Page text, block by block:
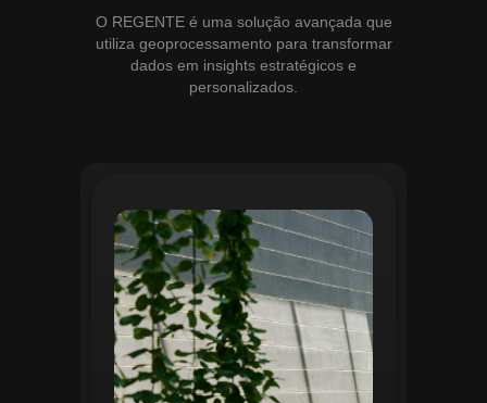
O REGENTE é uma solução avançada que
utiliza geoprocessamento para transformar
dados em insights estratégicos e
personalizados.
O módulo de Gestão de Áreas Verdes do
Regente aplica tecnologias avançadas de
geoprocessamento para mapear e
monitorar espaços verdes, registrando
localização, tipo de vegetação e estado
de conservação. Ele organiza fluxos de
manutenção e garante que as atividades
sejam realizadas de forma eficiente e
programada. Relatórios analíticos ajudam
a avaliar ações realizadas, promovendo a
sustentabilidade e o uso estratégico do
espaço urbano.